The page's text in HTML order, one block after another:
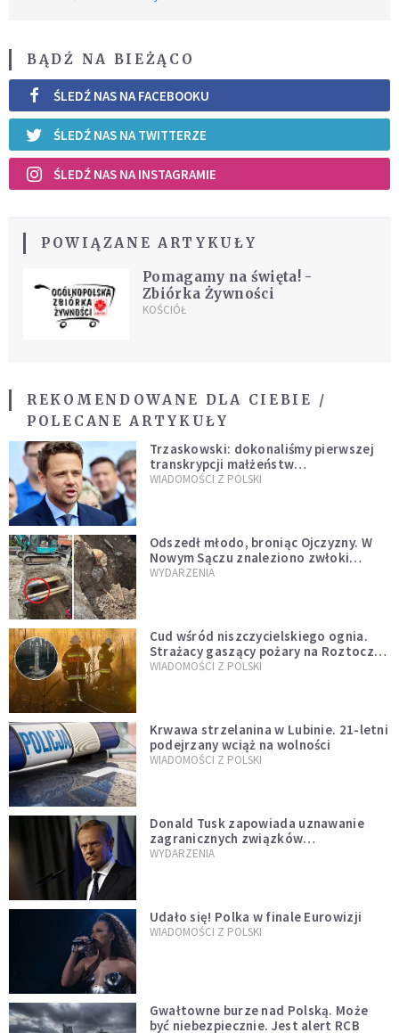
BĄDŹ NA BIEŻĄCO
ŚLEDŹ NAS NA FACEBOOKU
ŚLEDŹ NAS NA TWITTERZE
ŚLEDŹ NAS NA INSTAGRAMIE
POWIĄZANE ARTYKUŁY
Pomagamy na święta! -
Zbiórka Żywności
KOŚCIÓŁ
REKOMENDOWANE DLA CIEBIE /
POLECANE ARTYKUŁY
Trzaskowski: dokonaliśmy pierwszej
transkrypcji małżeństw
jednopłciowych. “Tak jak
WIADOMOŚCI Z POLSKI
Odszedł młodo, broniąc Ojczyzny. W
Nowym Sączu znaleziono zwłoki
mężczyzny z czasów potopu
WYDARZENIA
Cud wśród niszczycielskiego ognia.
Strażacy gaszący pożary na Roztoczu
opublikowali niezwykłe zdjęcie
WIADOMOŚCI Z POLSKI
Krwawa strzelanina w Lubinie. 21-letni
podejrzany wciąż na wolności
WIADOMOŚCI Z POLSKI
Donald Tusk zapowiada uznawanie
zagranicznych związków
jednopłciowych. "Państwo oblało ten
WYDARZENIA
Udało się! Polka w finale Eurowizji
WIADOMOŚCI Z POLSKI
Gwałtowne burze nad Polską. Może
być niebezpiecznie. Jest alert RCB